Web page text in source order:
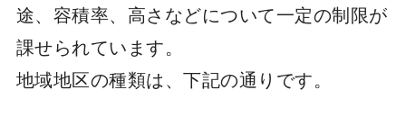
途、容積率、高さなどについて一定の制限が
課せられています。
地域地区の種類は、下記の通りです。